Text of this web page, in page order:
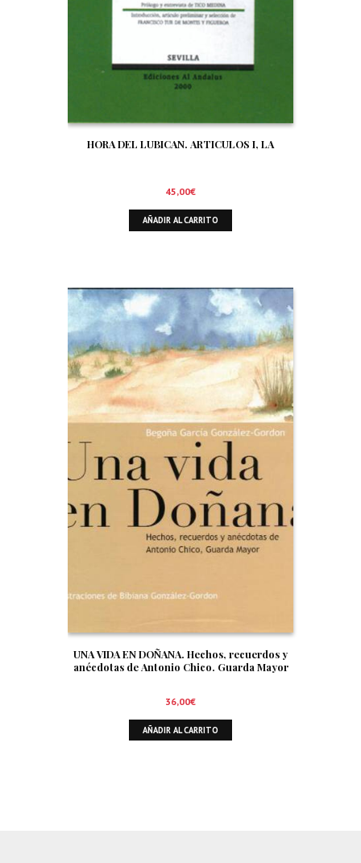
HORA DEL LUBICAN. ARTICULOS I, LA
45,00€
AÑADIR AL CARRITO
UNA VIDA EN DOÑANA. Hechos, recuerdos y
anécdotas de Antonio Chico. Guarda Mayor
36,00€
AÑADIR AL CARRITO